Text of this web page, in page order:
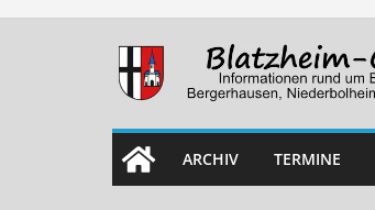
Skip
ARCHIV TERMINE